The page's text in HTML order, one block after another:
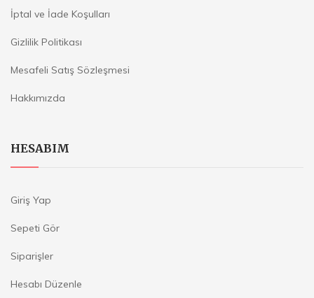
İptal ve İade Koşulları
Gizlilik Politikası
Mesafeli Satış Sözleşmesi
Hakkımızda
HESABIM
Giriş Yap
Sepeti Gör
Siparişler
Hesabı Düzenle